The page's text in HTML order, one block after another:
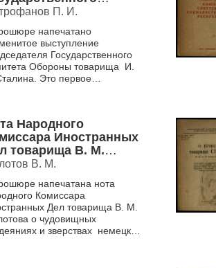
Обороны
1941 года
П. И.
напечатано
выступление
Государственного
Обороны товарища И.
Это первое
Народного
Иностранных
товарища В. М.
В. М.
напечатана нота
Комиссара
Дел товарища В. М.
о чудовищных
и зверствах немецко-